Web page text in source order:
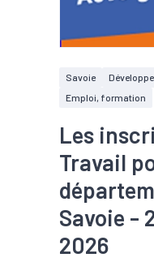
Savoie
Emploi, formation
Les
Travail
Savoie -
2026